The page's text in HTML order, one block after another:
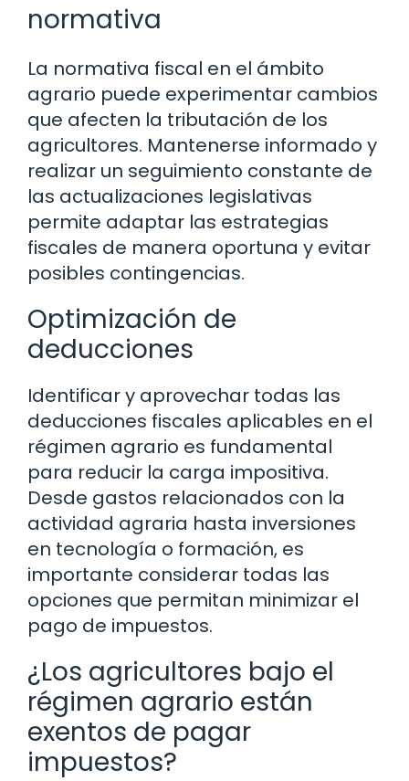
normativa
La normativa fiscal en el ámbito
agrario puede experimentar cambios
que afecten la tributación de los
agricultores. Mantenerse informado y
realizar un seguimiento constante de
las actualizaciones legislativas
permite adaptar las estrategias
fiscales de manera oportuna y evitar
posibles contingencias.
Optimización de
deducciones
Identificar y aprovechar todas las
deducciones fiscales aplicables en el
régimen agrario es fundamental
para reducir la carga impositiva.
Desde gastos relacionados con la
actividad agraria hasta inversiones
en tecnología o formación, es
importante considerar todas las
opciones que permitan minimizar el
pago de impuestos.
¿Los agricultores bajo el
régimen agrario están
exentos de pagar
impuestos?